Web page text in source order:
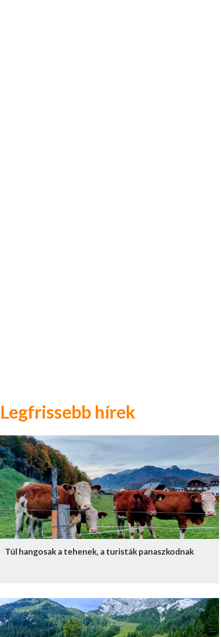
Legfrissebb hírek
Túl hangosak a tehenek, a turisták panaszkodnak